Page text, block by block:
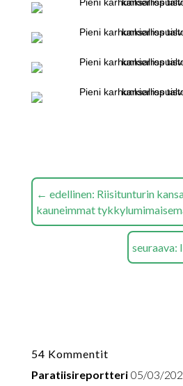
← edellinen: Riisitunturin
kauneimmat
seuraava:
54 Kommentit
Paratiisireportteri 05/03/